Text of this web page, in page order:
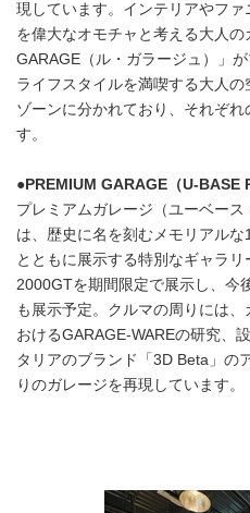
現しています。インテリアやフ
を偉大なオモチャと考える大人
GARAGE（ル・ガラージュ）」
ライフスタイルを満喫する大人
ゾーンに分かれており、それぞ
す。
●PREMIUM GARAGE（U-BASE
プレミアムガレージ（ユーベース
は、歴史に名を刻むメモリアル
とともに展示する特別なギャラ
2000GTを期間限定で展示し、今
も展示予定。クルマの周りには
おけるGARAGE-WAREの研究、
タリアのブランド「3D Beta」の
りのガレージを再現しています。